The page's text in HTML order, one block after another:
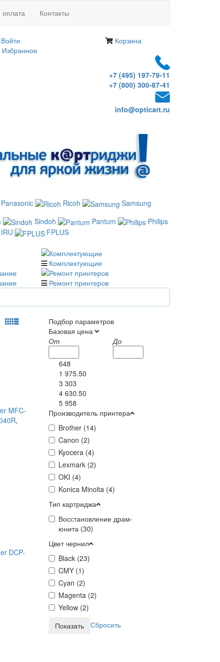
оплата Контакты
Войти
Избранное
Корзина
+7 (495) 197-79-11
+7 (800) 300-87-41
info@opticart.ru
Panasonic Ricoh
Samsung
Sindoh Pantum
Philips
IRU
FPLUS
Комплектующие
Ремонт принтеров
Подбор параметров
Базовая цена
От
До
648
1 975.50
3 303
4 630.50
5 958
Производитель принтера
Brother (14)
Canon (2)
Kyocera (4)
Lexmark (2)
OKI (4)
Konica Minolta (4)
Тип картриджа
Восстановление драм-
юнита (30)
Цвет чернил
Black (23)
CMY (1)
Cyan (2)
Magenta (2)
Yellow (2)
Сбросить
MFC-
,
DCP-